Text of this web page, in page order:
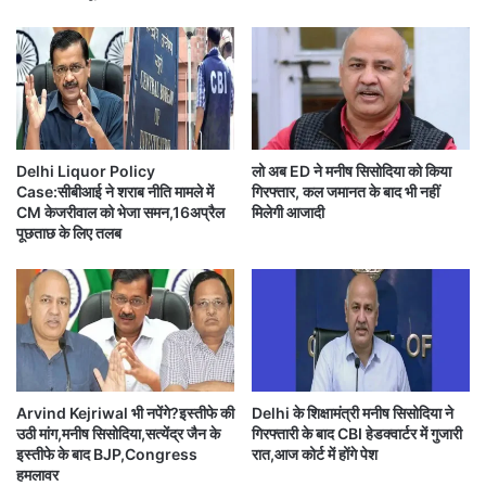
क्या कोरोना वायरस वैक्सीन के साइड इफेक्ट से डरे हुए हैं लोग
आपको यह खबर कैसी लगी?
अगर आपको यह जानकारी पसंद आई है, तो इसे
अपने WhatsApp दोस्तों के साथ जरूर शेयर
करें।
ऐसी ही और ताज़ा खबरों के लिए 'समयधारा'
(Samaydhara) से जुड़े रहें।
Delhi schools reopen from 5
ट
दौ
ड़े
गी
लो
क
ल
,
जा
नें
टा
स्लॉ
स
भी
के
लि
ए
शु
रू
Delhi Liquor Policy
Case:सीबीआई ने शराब नीति मामले में
CM केजरीवाल को भेजा समन,16अप्रैल
पूछताछ के लिए तलब
लो अब ED ने मनीष सिसोदिया को किया
गिरफ्तार, कल जमानत के बाद भी नहीं
मिलेगी आजादी
Arvind Kejriwal भी नपेंगे?इस्तीफे की
उठी मांग,मनीष सिसोदिया,सत्येंद्र जैन के
इस्तीफे के बाद BJP,Congress
हमलावर
Delhi के शिक्षामंत्री मनीष सिसोदिया ने
गिरफ्तारी के बाद CBI हेडक्वार्टर में गुजारी
रात,आज कोर्ट में होंगे पेश